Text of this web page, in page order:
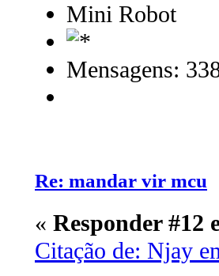
Mini Robot
Mensagens:
Re: mandar vir mcu
« Responder #12
Citação de: Njay